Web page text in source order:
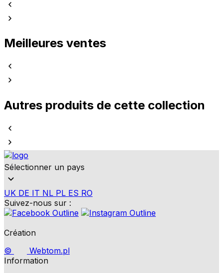
Meilleures ventes
Autres produits de cette collection
Sélectionner un pays
UK DE IT NL PL ES RO
Suivez-nous sur :
Création
©
Webtom.pl
Information